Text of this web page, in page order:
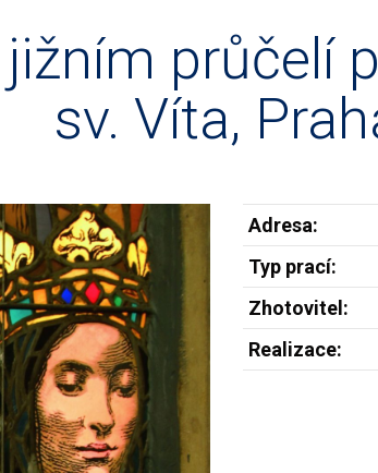
průčelí
sv. Víta,
Adresa:
Typ prací:
Zhotovitel:
Realizace: